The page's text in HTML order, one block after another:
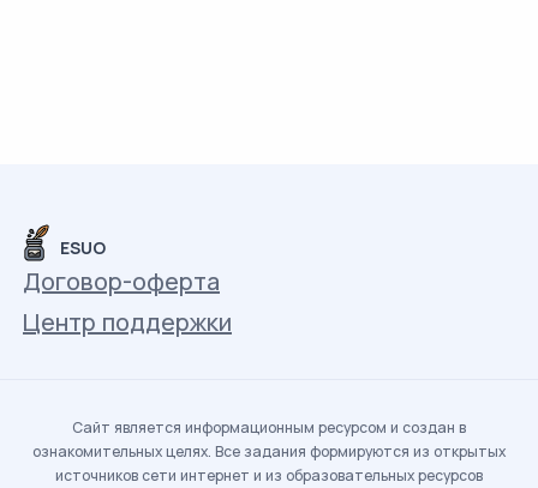
ESUO
Договор-оферта
Центр поддержки
Сайт является информационным ресурсом и создан в
ознакомительных целях. Все задания формируются из открытых
источников сети интернет и из образовательных ресурсов